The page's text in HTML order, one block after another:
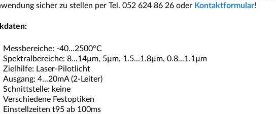
sicher zu stellen per Tel. 052 624 86 26 oder Kontaktformular!
Messbereiche: -40...2500°C
Spektralbereiche: 8...14µm, 5µm, 1.5...1.8µm, 0.8...1.1µm
Zielhilfe: Laser-Pilotlicht
Ausgang: 4...20mA (2-Leiter)
Schnittstelle: keine
Verschiedene Festoptiken
Einstellzeiten t95 ab 100ms